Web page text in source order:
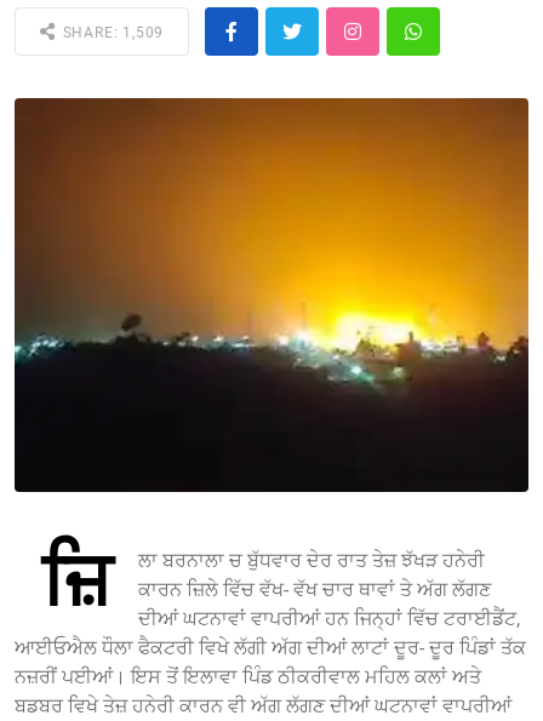
SHARE: 1,509
ਜ਼ਿ
ਲਾ ਬਰਨਾਲਾ ਚ ਬੁੱਧਵਾਰ ਦੇਰ ਰਾਤ ਤੇਜ਼ ਝੱਖੜ ਹਨੇਰੀ
ਕਾਰਨ ਜ਼ਿਲੇ ਵਿੱਚ ਵੱਖ- ਵੱਖ ਚਾਰ ਥਾਵਾਂ ਤੇ ਅੱਗ ਲੱਗਣ
ਦੀਆਂ ਘਟਨਾਵਾਂ ਵਾਪਰੀਆਂ ਹਨ ਜਿਨ੍ਹਾਂ ਵਿੱਚ ਟਰਾਈਡੈਂਟ,
ਆਈਓਐਲ ਧੌਲਾ ਫੈਕਟਰੀ ਵਿਖੇ ਲੱਗੀ ਅੱਗ ਦੀਆਂ ਲਾਟਾਂ ਦੂਰ- ਦੂਰ ਪਿੰਡਾਂ ਤੱਕ
ਨਜ਼ਰੀਂ ਪਈਆਂ। ਇਸ ਤੋਂ ਇਲਾਵਾ ਪਿੰਡ ਠੀਕਰੀਵਾਲ ਮਹਿਲ ਕਲਾਂ ਅਤੇ
ਬਡਬਰ ਵਿਖੇ ਤੇਜ਼ ਹਨੇਰੀ ਕਾਰਨ ਵੀ ਅੱਗ ਲੱਗਣ ਦੀਆਂ ਘਟਨਾਵਾਂ ਵਾਪਰੀਆਂ